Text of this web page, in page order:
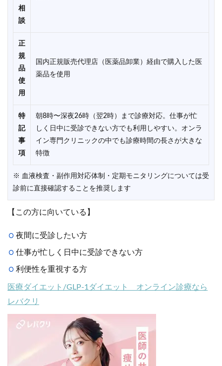
相
談
正
規
品
使
用
国内正規販売代理店（医薬品卸業）経由で購入した医
薬品を使用
特
記
事
項
朝8時〜深夜26時（翌2時）まで診療対応。仕事が忙
しく日中に受診できない方でも利用しやすい。オンラ
イン専門クリニックの中でも診療時間の長さが大きな
特徴
※ 血液検査・副作用対応体制・定期モニタリングについては受
診前に直接確認することを推奨します
【この方に向いている】
夜間に受診したい方
仕事が忙しく日中に受診できない方
利便性を重視する方
医療ダイエット/GLP-1ダイエット オンライン診療なら
レバクリ